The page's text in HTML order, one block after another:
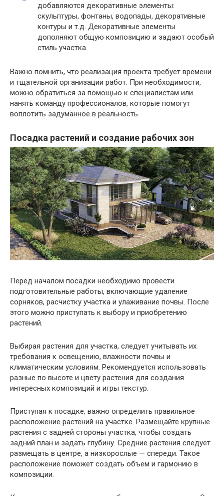
добавляются декоративные элементы:
скульптуры, фонтаны, водопады, декоративные
контуры и т.д. Декоративные элементы
дополняют общую композицию и задают особый
стиль участка.
Важно помнить, что реализация проекта требует времени
и тщательной организации работ. При необходимости,
можно обратиться за помощью к специалистам или
нанять команду профессионалов, которые помогут
воплотить задуманное в реальность.
Посадка растений и создание рабочих зон
Перед началом посадки необходимо провести
подготовительные работы, включающие удаление
сорняков, расчистку участка и улаживание почвы. После
этого можно приступать к выбору и приобретению
растений.
Выбирая растения для участка, следует учитывать их
требования к освещению, влажности почвы и
климатическим условиям. Рекомендуется использовать
разные по высоте и цвету растения для создания
интересных композиций и игры текстур.
Приступая к посадке, важно определить правильное
расположение растений на участке. Размещайте крупные
растения с задней стороны участка, чтобы создать
задний план и задать глубину. Средние растения следует
размещать в центре, а низкорослые — спереди. Такое
расположение поможет создать объем и гармонию в
композиции.